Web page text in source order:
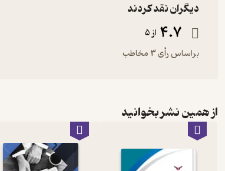
دیگران نقد کردند
4.7 از 5
براساس رأی 3 مخاطب
از همین نشر بخوانید